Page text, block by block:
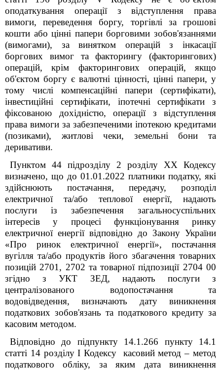
оподаткування операції з відступлення права
вимоги, переведення боргу, торгівлі за грошові
кошти або цінні папери борговими зобов'язаннями
(вимогами), за винятком операцій з інкасації
боргових вимог та факторингу (факторингових)
операцій, крім факторингових операцій, якщо
об'єктом боргу є валютні цінності, цінні папери, у
тому числі компенсаційні папери (сертифікати),
інвестиційні сертифікати, іпотечні сертифікати з
фіксованою дохідністю, операції з відступлення
права вимоги за забезпеченими іпотекою кредитами
(позиками), житлові чеки, земельні бони та
деривативи.
Пунктом 44 підрозділу 2 розділу ХХ Кодексу
визначено, що до 01.01.2022 платники податку, які
здійснюють постачання, передачу, розподіл
електричної та/або теплової енергії, надають
послуги із забезпечення загальносуспільних
інтересів у процесі функціонування ринку
електричної енергії відповідно до Закону України
«Про ринок електричної енергії», постачання
вугілля та/або продуктів його збагачення товарних
позицій 2701, 2702 та товарної підпозиції 2704 00
згідно з УКТ ЗЕД, надають послуги з
централізованого водопостачання та
водовідведення, визначають дату виникнення
податкових зобов'язань та податкового кредиту за
касовим методом.
Відповідно до підпункту 14.1.266 пункту 14.1
статті 14 розділу І Кодексу касовий метод – метод
податкового обліку, за яким дата виникнення